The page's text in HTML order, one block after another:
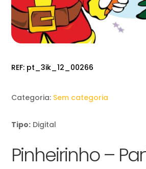
REF: pt_3ik_12_00266
Categoria: Sem categoria
Tipo: Digital
Pinheirinho –